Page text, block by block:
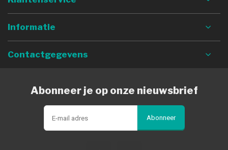
Informatie
Contactgegevens
Abonneer je op onze nieuwsbrief
Abonneer